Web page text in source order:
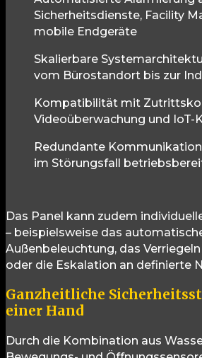
Sicherheitsdienste, Facility
mobile Endgeräte
Skalierbare
vom Bürostandort bis zur
Kompatibilität mit
Videoüberwachung und IoT-
Redundante
im Störungsfall
Das Panel kann zudem
– beispielsweise das
Außenbeleuchtung, das
oder die Eskalation an definierte
Ganzheitliche
einer Hand
Durch die Kombination aus